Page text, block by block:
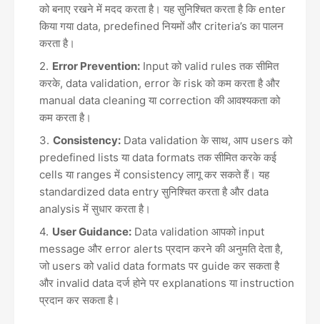
को बनाए रखने में मदद करता है। यह सुनिश्चित करता है कि enter
किया गया data, predefined नियमों और criteria’s का पालन
करता है।
Error Prevention: Input को valid rules तक सीमित
करके, data validation, error के risk को कम करता है और
manual data cleaning या correction की आवश्यकता को
कम करता है।
Consistency: Data validation के साथ, आप users को
predefined lists या data formats तक सीमित करके कई
cells या ranges में consistency लागू कर सकते हैं। यह
standardized data entry सुनिश्चित करता है और data
analysis में सुधार करता है।
User Guidance: Data validation आपको input
message और error alerts प्रदान करने की अनुमति देता है,
जो users को valid data formats पर guide कर सकता है
और invalid data दर्ज होने पर explanations या instruction
प्रदान कर सकता है।